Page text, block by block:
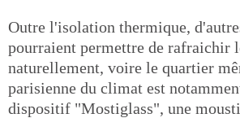
Outre l'isolation thermique,
pourraient permettre de rafraichir
naturellement, voire le quartier
parisienne du climat est
dispositif "Mostiglass", une